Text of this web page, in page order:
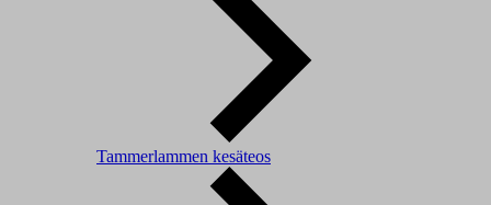
Tammerlammen kesäteos